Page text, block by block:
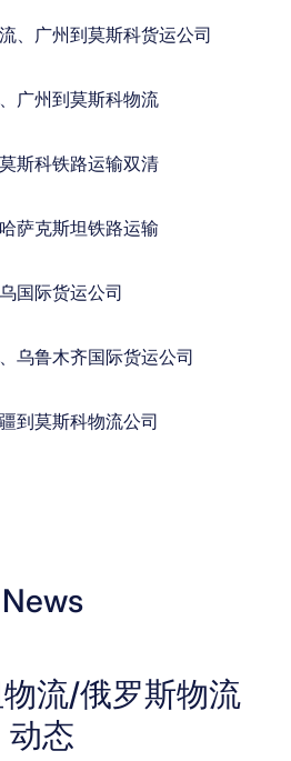
、广州到莫斯科货运公司
广州到莫斯科物流
斯科铁路运输双清
萨克斯坦铁路运输
国际货运公司
乌鲁木齐国际货运公司
到莫斯科物流公司
News
流/俄罗斯物流
动态